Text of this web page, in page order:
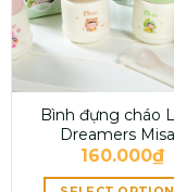
Bình đựng cháo
Dreamers
160.000₫